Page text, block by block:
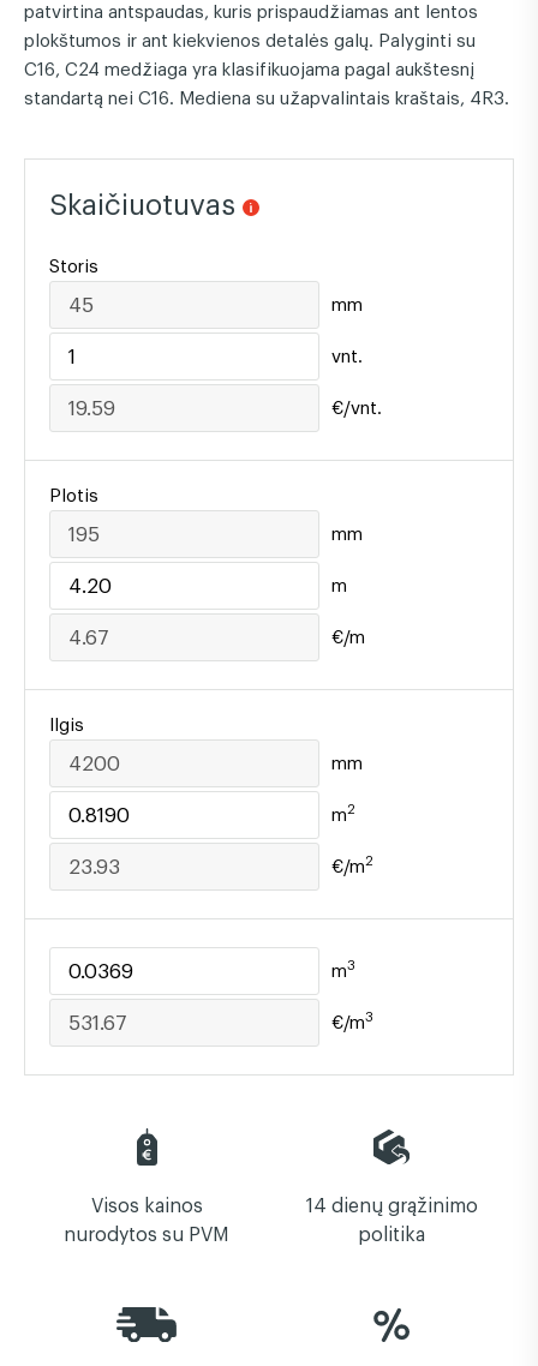
patvirtina antspaudas, kuris prispaudžiamas ant lentos
plokštumos ir ant kiekvienos detalės galų. Palyginti su
C16, C24 medžiaga yra klasifikuojama pagal aukštesnį
standartą nei C16. Mediena su užapvalintais kraštais, 4R3.
Skaičiuotuvas
Storis
mm
vnt.
€/vnt.
Plotis
mm
m
€/m
Ilgis
mm
m2
€/m2
m3
€/m3
Visos kainos
nurodytos su PVM
14 dienų grąžinimo
politika